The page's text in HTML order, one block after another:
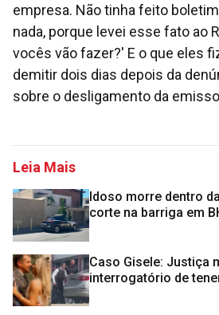
empresa. Não tinha feito
nada, porque levei esse fato ao
vocês vão fazer?' E o que eles
demitir dois dias depois da
sobre o desligamento da
Leia Mais
Idoso morre dentro
corte na barriga em
Caso Gisele: Justiça
interrogatório de